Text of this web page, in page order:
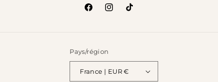
FacebookInstagram
TikTok
Pays/région
France | EUR €